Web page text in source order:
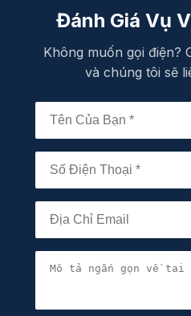
Đánh Giá Vụ
Không muốn gọi điện?
và chúng tôi sẽ